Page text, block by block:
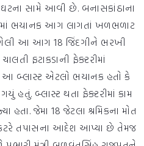
સામે આવી છે. બનાસકાંઠાના
ભયાનક આગ લાગતાં ખળભળાટ
આ આગ 18 જિંદગીને ભરખી
ફટાકડાની ફેક્ટરીમાં
આ બ્લાસ્ટ એટલો ભયાનક હતો કે
હતું. બ્લાસ્ટ થતા ફેક્ટરીમાં કામ
હતા. જેમા 18 જેટલા શ્રમિકના મોત
તપાસના આદેશ આપ્યા છે તેમજ